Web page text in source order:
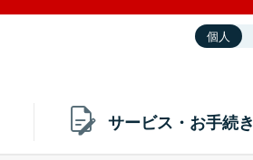
個人
サービス・お手続き